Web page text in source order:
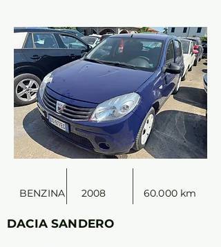
BENZINA 2008 60.000 km
DACIA SANDERO